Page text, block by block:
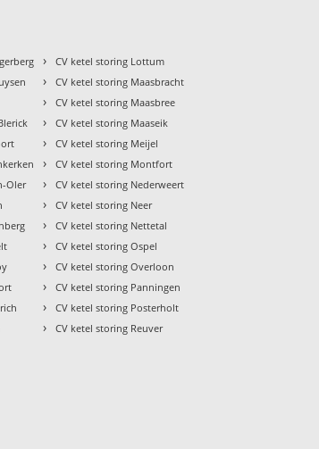
Oler
› CV ketel storing Lottum
› CV ketel storing Maasbracht
› CV ketel storing Maasbree
› CV ketel storing Maaseik
› CV ketel storing Meijel
› CV ketel storing Montfort
› CV ketel storing Nederweert
› CV ketel storing Neer
› CV ketel storing Nettetal
› CV ketel storing Ospel
› CV ketel storing Overloon
› CV ketel storing Panningen
› CV ketel storing Posterholt
› CV ketel storing Reuver